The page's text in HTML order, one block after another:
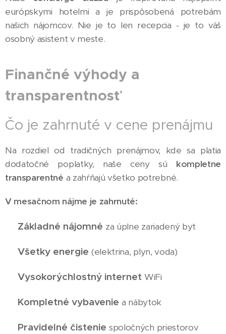
európskymi hotelmi a je prispôsobená potrebám
našich nájomcov. Nie je to len recepcia - je to váš
osobný asistent v meste.
Finančné výhody a
transparentnosť
Čo je zahrnuté v cene prenájmu
Na rozdiel od tradičných prenájmov, kde sa platia
dodatočné poplatky, naše ceny sú kompletne
transparentné a zahŕňajú všetko potrebné.
V mesačnom nájme je zahrnuté:
Základné nájomné za úplne zariadený byt
✅Všetky energie (elektrina, plyn, voda)
✅Vysokorýchlostný internet WiFi
Kompletné vybavenie a nábytok
Pravidelné čistenie spoločných priestorov